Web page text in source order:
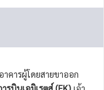
อาคารผู้โดยสายขาออก